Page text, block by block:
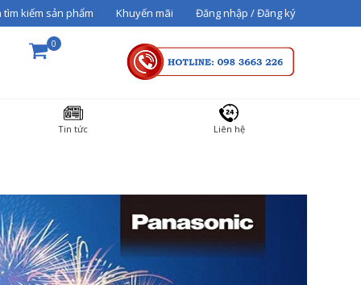
kiếm sản phẩm Khuyến mãi Đăng nhập / Đăng ký
0
Tin tức Liên hệ
THÀNH TIỀN
Tổng cộng:
3,600,000₫
THANH TOÁN